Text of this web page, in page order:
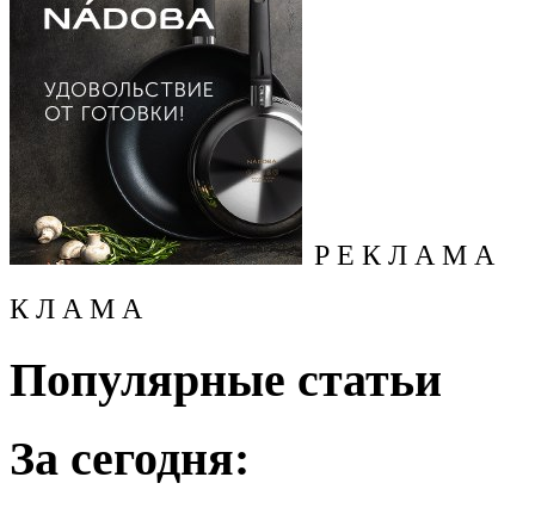
Р Е К Л А М А
К Л А М А
Популярные статьи
За сегодня: